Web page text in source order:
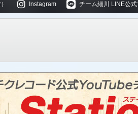
Instagram チーム細川 LINE公式